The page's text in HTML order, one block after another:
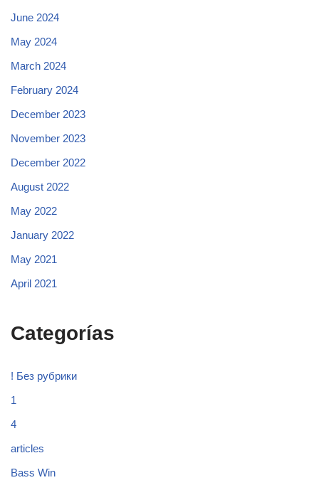
June 2024
May 2024
March 2024
February 2024
December 2023
November 2023
December 2022
August 2022
May 2022
January 2022
May 2021
April 2021
Categorías
! Без рубрики
1
4
articles
Bass Win